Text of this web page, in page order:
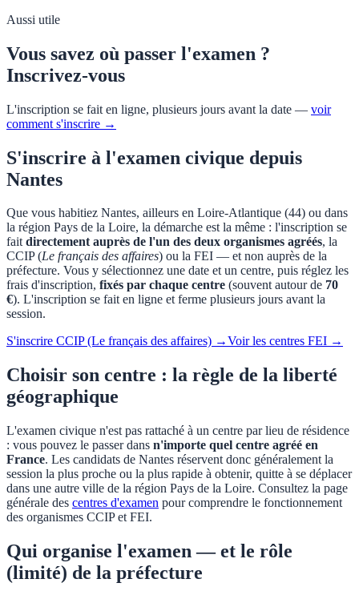
Aussi utile
Vous savez où passer l'examen ?
Inscrivez-vous
L'inscription se fait en ligne, plusieurs jours avant la date — voir
comment s'inscrire →
S'inscrire à l'examen civique depuis
Nantes
Que vous habitiez Nantes, ailleurs en Loire-Atlantique (44) ou dans
la région Pays de la Loire, la démarche est la même : l'inscription se
faitdirectement auprès de l'un des deux organismes agréés, la
CCIP (Le français des affaires) ou la FEI — et non auprès de la
préfecture. Vous y sélectionnez une date et un centre, puis réglez les
frais d'inscription, fixés par chaque centre (souvent autour de 70
€). L'inscription se fait en ligne et ferme plusieurs jours avant la
session.
S'inscrire CCIP (Le français des affaires) →Voir les centres FEI →
Choisir son centre : la règle de la liberté
géographique
L'examen civique n'est pas rattaché à un centre par lieu de résidence
: vous pouvez le passer dans n'importe quel centre agréé en
France. Les candidats de Nantes réservent donc généralement la
session la plus proche ou la plus rapide à obtenir, quitte à se déplacer
dans une autre ville de la région Pays de la Loire. Consultez la page
générale des centres d'examen pour comprendre le fonctionnement
des organismes CCIP et FEI.
Qui organise l'examen — et le rôle
(limité) de la préfecture